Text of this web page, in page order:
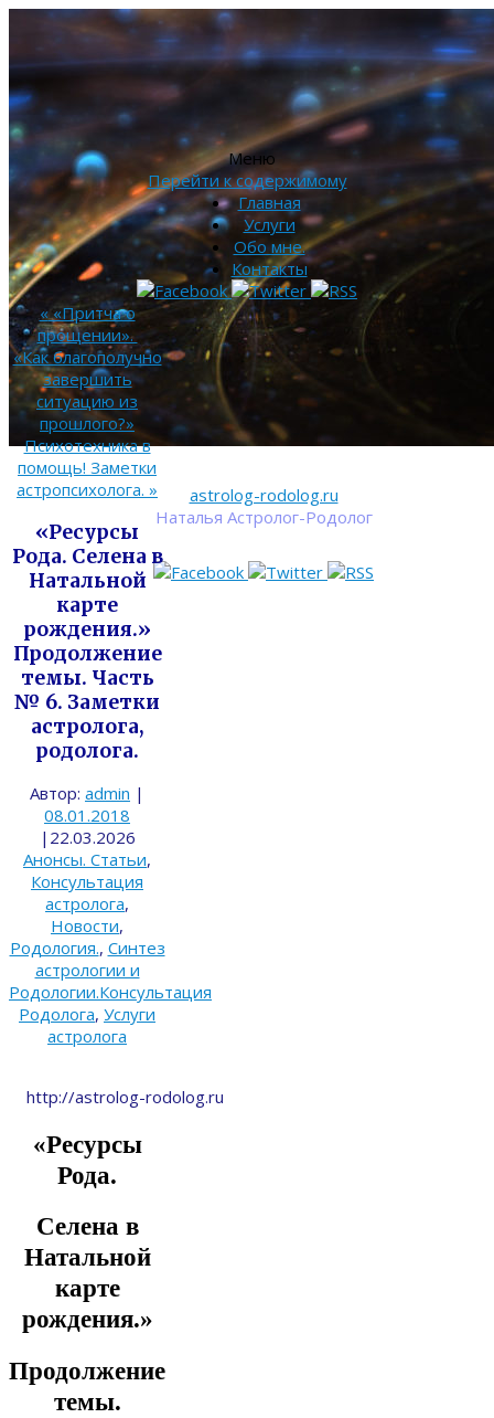
astrolog-rodolog.ru
Наталья Астролог-Родолог
Меню
Перейти к содержимому
Главная
Услуги
Обо мне.
Контакты
««Притча о
прощении».
«Как благополучно
завершить
ситуацию из
прошлого?»
Психотехника в
помощь! Заметки
астропсихолога. »
«Ресурсы
Рода. Селена в
Натальной
карте
рождения.»
Продолжение
темы. Часть
№ 6. Заметки
астролога,
родолога.
Автор: admin |
08.01.2018
| 22.03.2026
Анонсы. Статьи,
Консультация
астролога,
Новости,
Родология., Синтез
астрологии и
Родологии.Консультация
Родолога, Услуги
астролога
http://astrolog-rodolog.ru
«Ресурсы
Рода.
Селена в
Натальной
карте
рождения.»
Продолжение
темы.